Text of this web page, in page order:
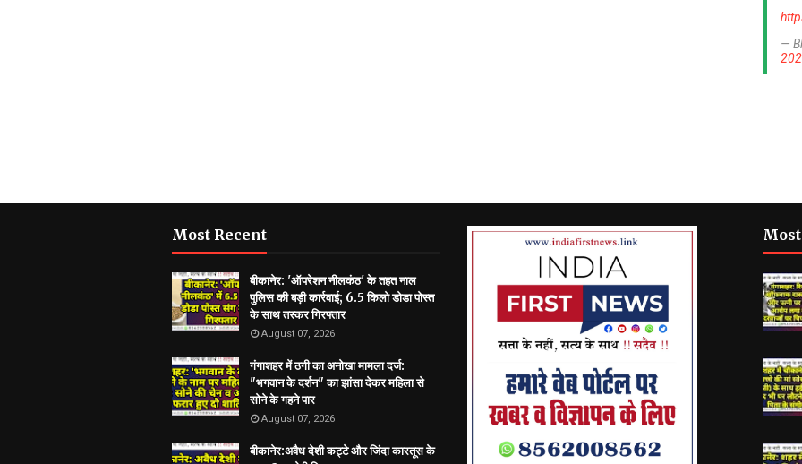
—
Most Recent
बीकानेर: 'ऑपरेशन नीलकंठ' के तहत नाल
पुलिस की बड़ी कार्रवाई; 6.5 किलो डोडा पोस्त
के साथ तस्कर गिरफ्तार
August 07, 2026
गंगाशहर में ठगी का अनोखा मामला दर्ज:
"भगवान के दर्शन" का झांसा देकर महिला से
सोने के गहने पार
August 07, 2026
बीकानेर:अवैध देशी कट्टे और जिंदा कारतूस के